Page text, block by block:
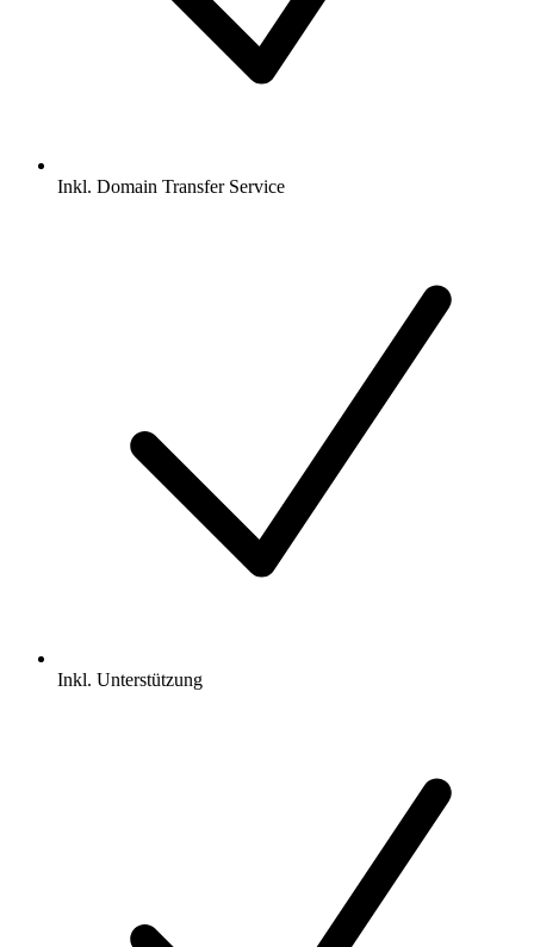
Inkl. Domain Transfer Service
Inkl. Unterstützung